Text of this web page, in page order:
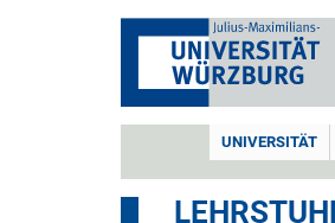
UNIVERSITÄT